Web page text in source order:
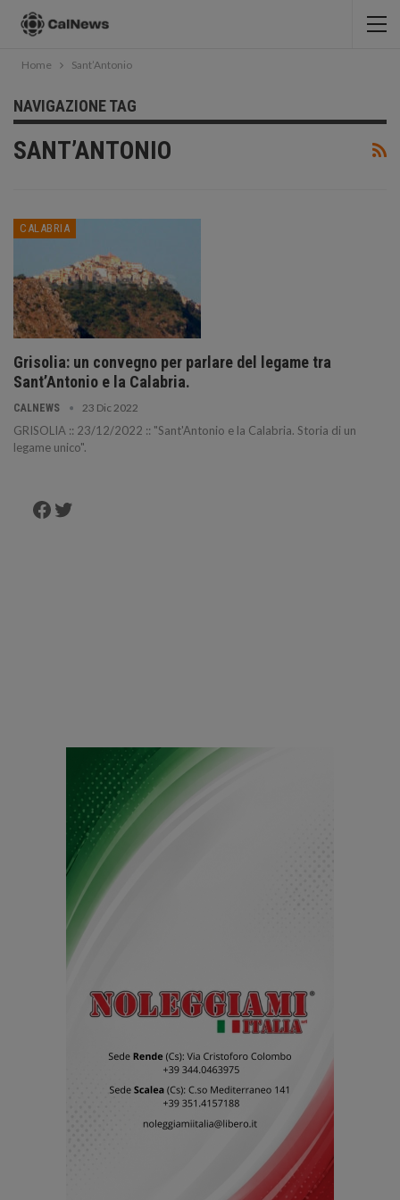
Home Sant’Antonio
NAVIGAZIONE TAG
SANT’ANTONIO
CALABRIA
Grisolia: un convegno per parlare del legame tra
Sant’Antonio e la Calabria.
CALNEWS 23 Dic 2022
GRISOLIA :: 23/12/2022 :: "Sant'Antonio e la Calabria. Storia di un
legame unico".
Facebook
Twitter